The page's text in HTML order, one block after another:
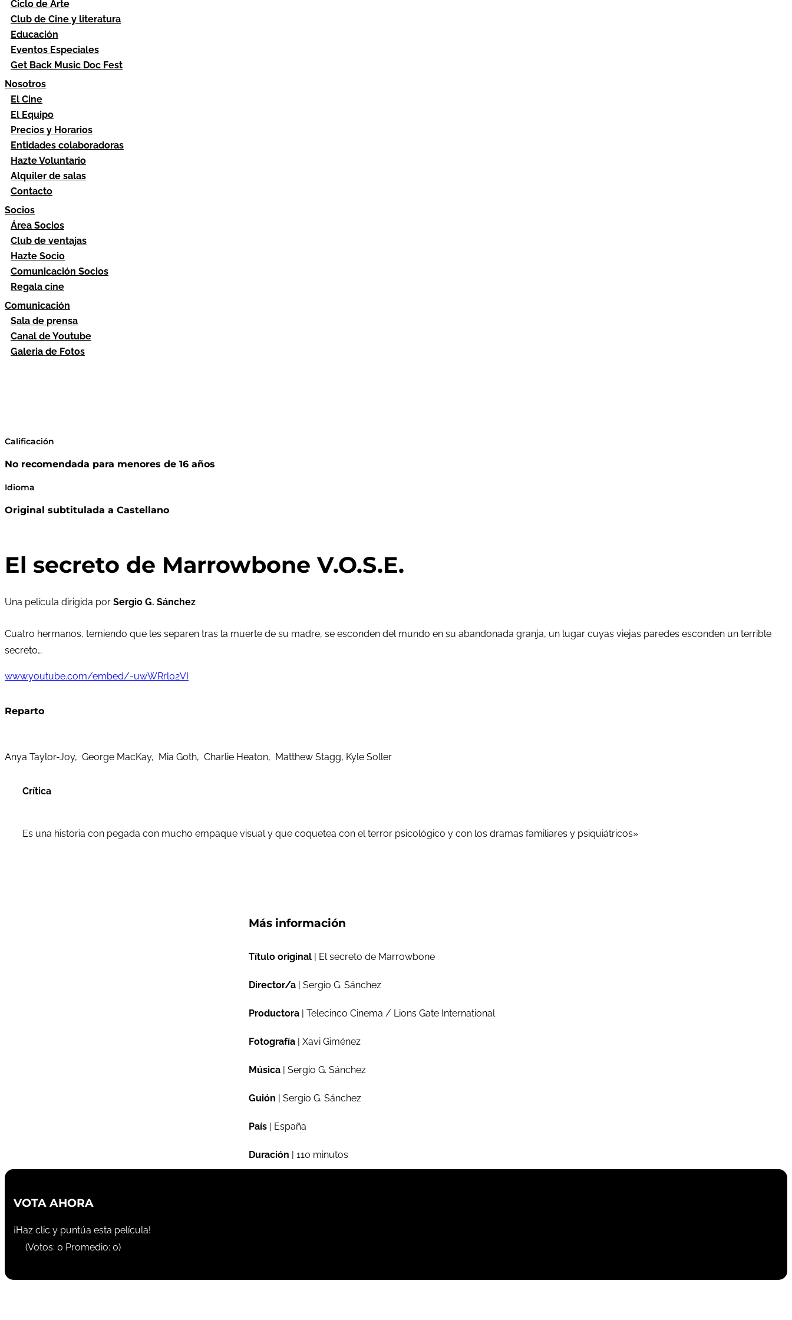
Ciclo de Arte
Club de Cine y literatura
Educación
Eventos Especiales
Get Back Music Doc Fest
Nosotros
El Cine
El Equipo
Precios y Horarios
Entidades colaboradoras
Hazte Voluntario
Alquiler de salas
Contacto
Socios
Área Socios
Club de ventajas
Hazte Socio
Comunicación Socios
Regala cine
Comunicación
Sala de prensa
Canal de Youtube
Galeria de Fotos
Calificación
No recomendada para menores de 16 años
Idioma
Original subtitulada a Castellano
El secreto de Marrowbone V.O.S.E.
Una película dirigida por Sergio G. Sánchez
Cuatro hermanos, temiendo que les separen tras la muerte de su madre, se esconden del mundo en su abandonada granja, un lugar cuyas viejas paredes esconden un terrible
secreto…
www.youtube.com/embed/-uwWRrl02VI
Reparto
Anya Taylor-Joy, George MacKay, Mia Goth, Charlie Heaton, Matthew Stagg, Kyle Soller
Crítica
Es una historia con pegada con mucho empaque visual y que coquetea con el terror psicológico y con los dramas familiares y psiquiátricos»
Más información
Título original | El secreto de Marrowbone
Director/a | Sergio G. Sánchez
Productora | Telecinco Cinema / Lions Gate International
Fotografía | Xavi Giménez
Música | Sergio G. Sánchez
Guión | Sergio G. Sánchez
País | España
Duración | 110 minutos
VOTA AHORA
¡Haz clic y puntúa esta película!
(Votos: 0 Promedio: 0)